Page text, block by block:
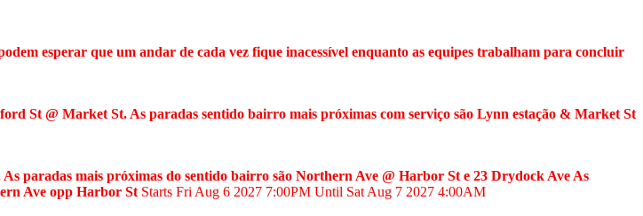
esperar que um andar de cada vez fique inacessível enquanto as equipes trabalham para concluir
St @ Market St. As paradas sentido bairro mais próximas com serviço são Lynn estação & Market St
paradas mais próximas do sentido bairro são Northern Ave @ Harbor St e 23 Drydock Ave As
Ave opp Harbor St Starts Fri Aug 6 2027 7:00PM Until Sat Aug 7 2027 4:00AM